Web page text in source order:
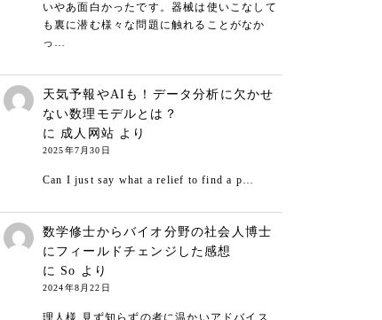
いやあ面白かったです。器械は使いこなして
も裏に潜む様々な問題に触れることがなか
っ…
天気予報やAIも！データ分析に欠かせ
ない数理モデルとは？
に 成人网站 より
2025年7月30日
Can I just say what a relief to find a p…
数学修士からバイオ分野の社会人博士
にフィールドチェンジした感想
に So より
2024年8月22日